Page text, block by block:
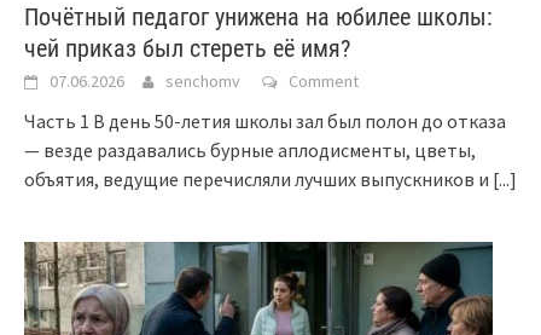
Почётный педагог унижена на юбилее школы:
чей приказ был стереть её имя?
07.06.2026 senchomv Comment
Часть 1 В день 50-летия школы зал был полон до отказа
— везде раздавались бурные аплодисменты, цветы,
объятия, ведущие перечисляли лучших выпускников и [...]